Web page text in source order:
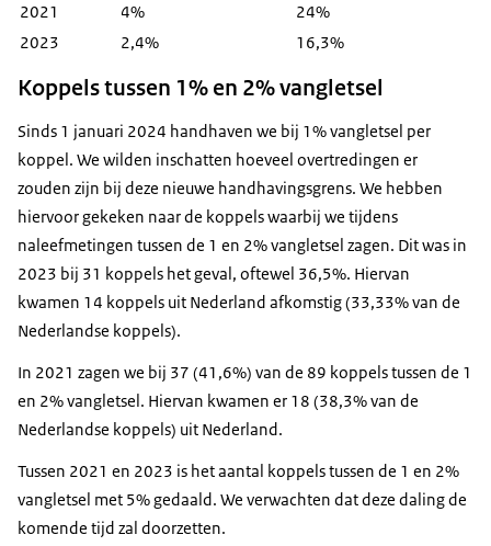
2021
4%
24%
2023
2,4% 16,3%
Koppels tussen 1% en 2% vangletsel
Sinds 1 januari 2024 handhaven we bij 1% vangletsel per
koppel. We wilden inschatten hoeveel overtredingen er
zouden zijn bij deze nieuwe handhavingsgrens. We hebben
hiervoor gekeken naar de koppels waarbij we tijdens
naleefmetingen tussen de 1 en 2% vangletsel zagen. Dit was in
2023 bij 31 koppels het geval, oftewel 36,5%. Hiervan
kwamen 14 koppels uit Nederland afkomstig (33,33% van de
Nederlandse koppels).
In 2021 zagen we bij 37 (41,6%) van de 89 koppels tussen de 1
en 2% vangletsel. Hiervan kwamen er 18 (38,3% van de
Nederlandse koppels) uit Nederland.
Tussen 2021 en 2023 is het aantal koppels tussen de 1 en 2%
vangletsel met 5% gedaald. We verwachten dat deze daling de
komende tijd zal doorzetten.